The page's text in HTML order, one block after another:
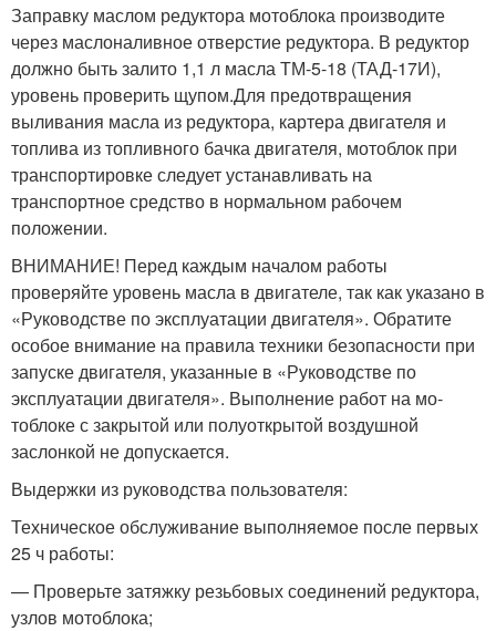
Заправку маслом редуктора мотоблока производите
через мас­лоналивное отверстие редуктора. В редуктор
должно быть залито 1,1 л масла ТМ-5-18 (ТАД-17И),
уровень проверить щупом.Для предотвращения
выливания масла из редуктора, картера двигателя и
топлива из топливного бачка двигателя, мотоблок при
транспортировке следует устанавливать на
транспортное средство в нормальном рабочем
положении.
ВНИМАНИЕ! Перед каждым началом работы
проверяйте уровень масла в двигателе, так как указано в
«Руководстве по эксплуатации двигателя». Обратите
особое внимание на правила техники безопасности при
запуске двигателя, указанные в «Руко­водстве по
эксплуатации двигателя». Выполнение работ на мо­
тоблоке с закрытой или полуоткрытой воздушной
заслонкой не допускается.
Выдержки из руководства пользователя:
Техническое обслуживание выполняемое после первых
25 ч работы:
— Проверьте затяжку резьбовых соединений редуктора,
узлов мо­тоблока;